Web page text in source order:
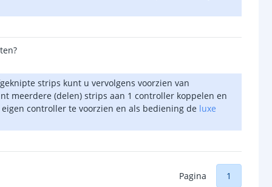
strips kunt u vervolgens voorzien van
meerdere (delen) strips aan 1 controller koppelen en
controller te voorzien en als bediening de luxe
Pagina 1